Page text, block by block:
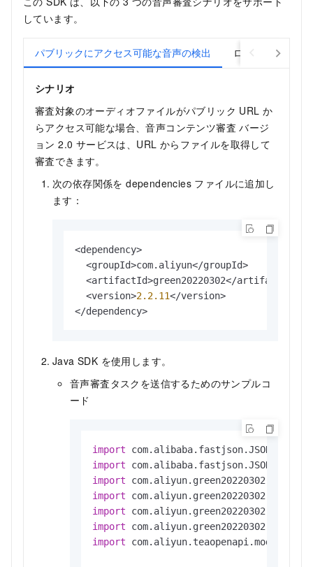
しています。
パブリックにアクセス可能な音声の検出 ローカル音声の
シナリオ
審査対象のオーディオファイルがパブリック URL か
らアクセス可能な場合、音声コンテンツ審査バージ
ョン 2.0 サービスは、URL からファイルを取得して
審査できます。
次の依存関係をdependencies ファイルに追加し
ます：
<dependency>
  <groupId>com.aliyun</groupId>
  <artifactId>green20220302</artifactId>
  <version>
2.2.11</version>
</dependency>
Java SDK を使用します。
音声審査タスクを送信するためのサンプルコ
ード
import
import
import
import
import
import
import